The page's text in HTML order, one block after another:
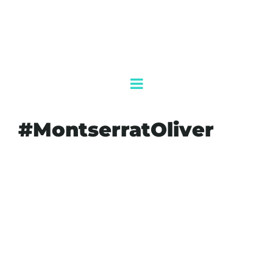
#MontserratOliver